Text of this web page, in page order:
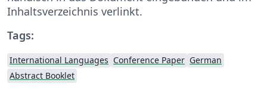
Inhaltsverzeichnis verlinkt.
Tags:
International Languages Conference Paper German
Abstract Booklet